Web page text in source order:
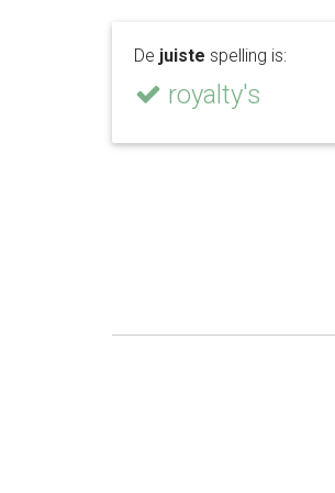
De juiste spelling is:
royalty's